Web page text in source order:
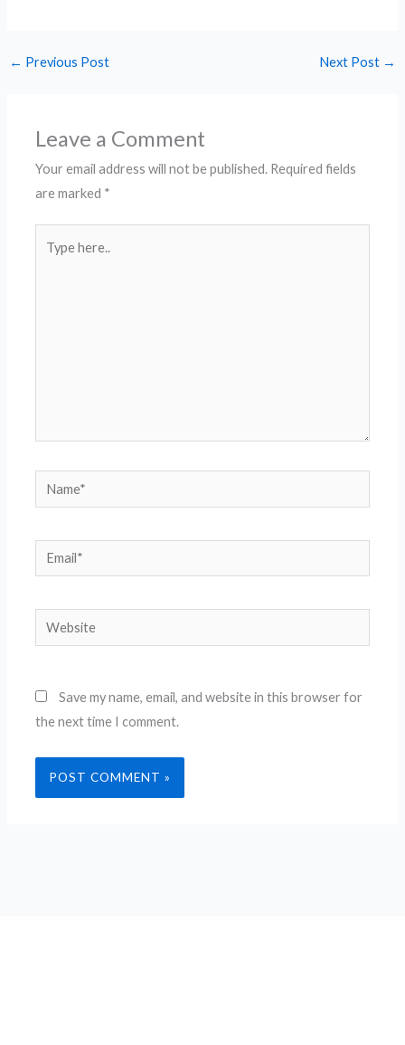
← Previous Post Next Post →
Leave a Comment
Your email address will not be published. Required fields
are marked *
here..
Name*
Email*
Website
Save my name, email, and website in this browser for
the next time I comment.